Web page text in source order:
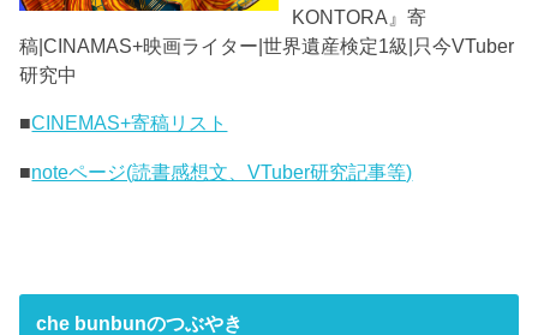
KONTORA』寄
稿|CINAMAS+映画ライター|世界遺産検定1級|只今VTuber
研究中
■CINEMAS+寄稿リスト
■noteページ(読書感想文、VTuber研究記事等)
che bunbunのつぶやき